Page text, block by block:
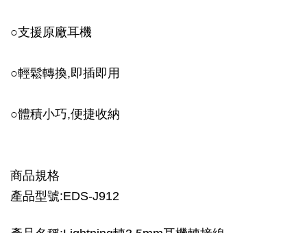
○支援原廠耳機
○輕鬆轉換,即插即用
○體積小巧,便捷收納
商品規格
產品型號:EDS-J912